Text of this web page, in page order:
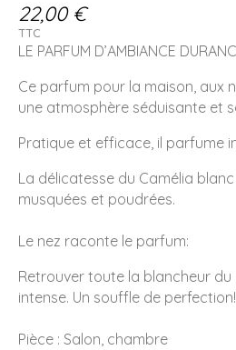
22,00 €
TTC
LE PARFUM D’AMBIANCE
Ce parfum pour la maison, aux
une atmosphère séduisante et
Pratique et efficace, il parfume
La délicatesse du Camélia
musquées et poudrées.
Le nez raconte le parfum:
Retrouver toute la blancheur
intense. Un souffle de perfection!
Pièce : Salon, chambre